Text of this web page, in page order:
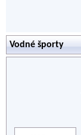
Vodné športy